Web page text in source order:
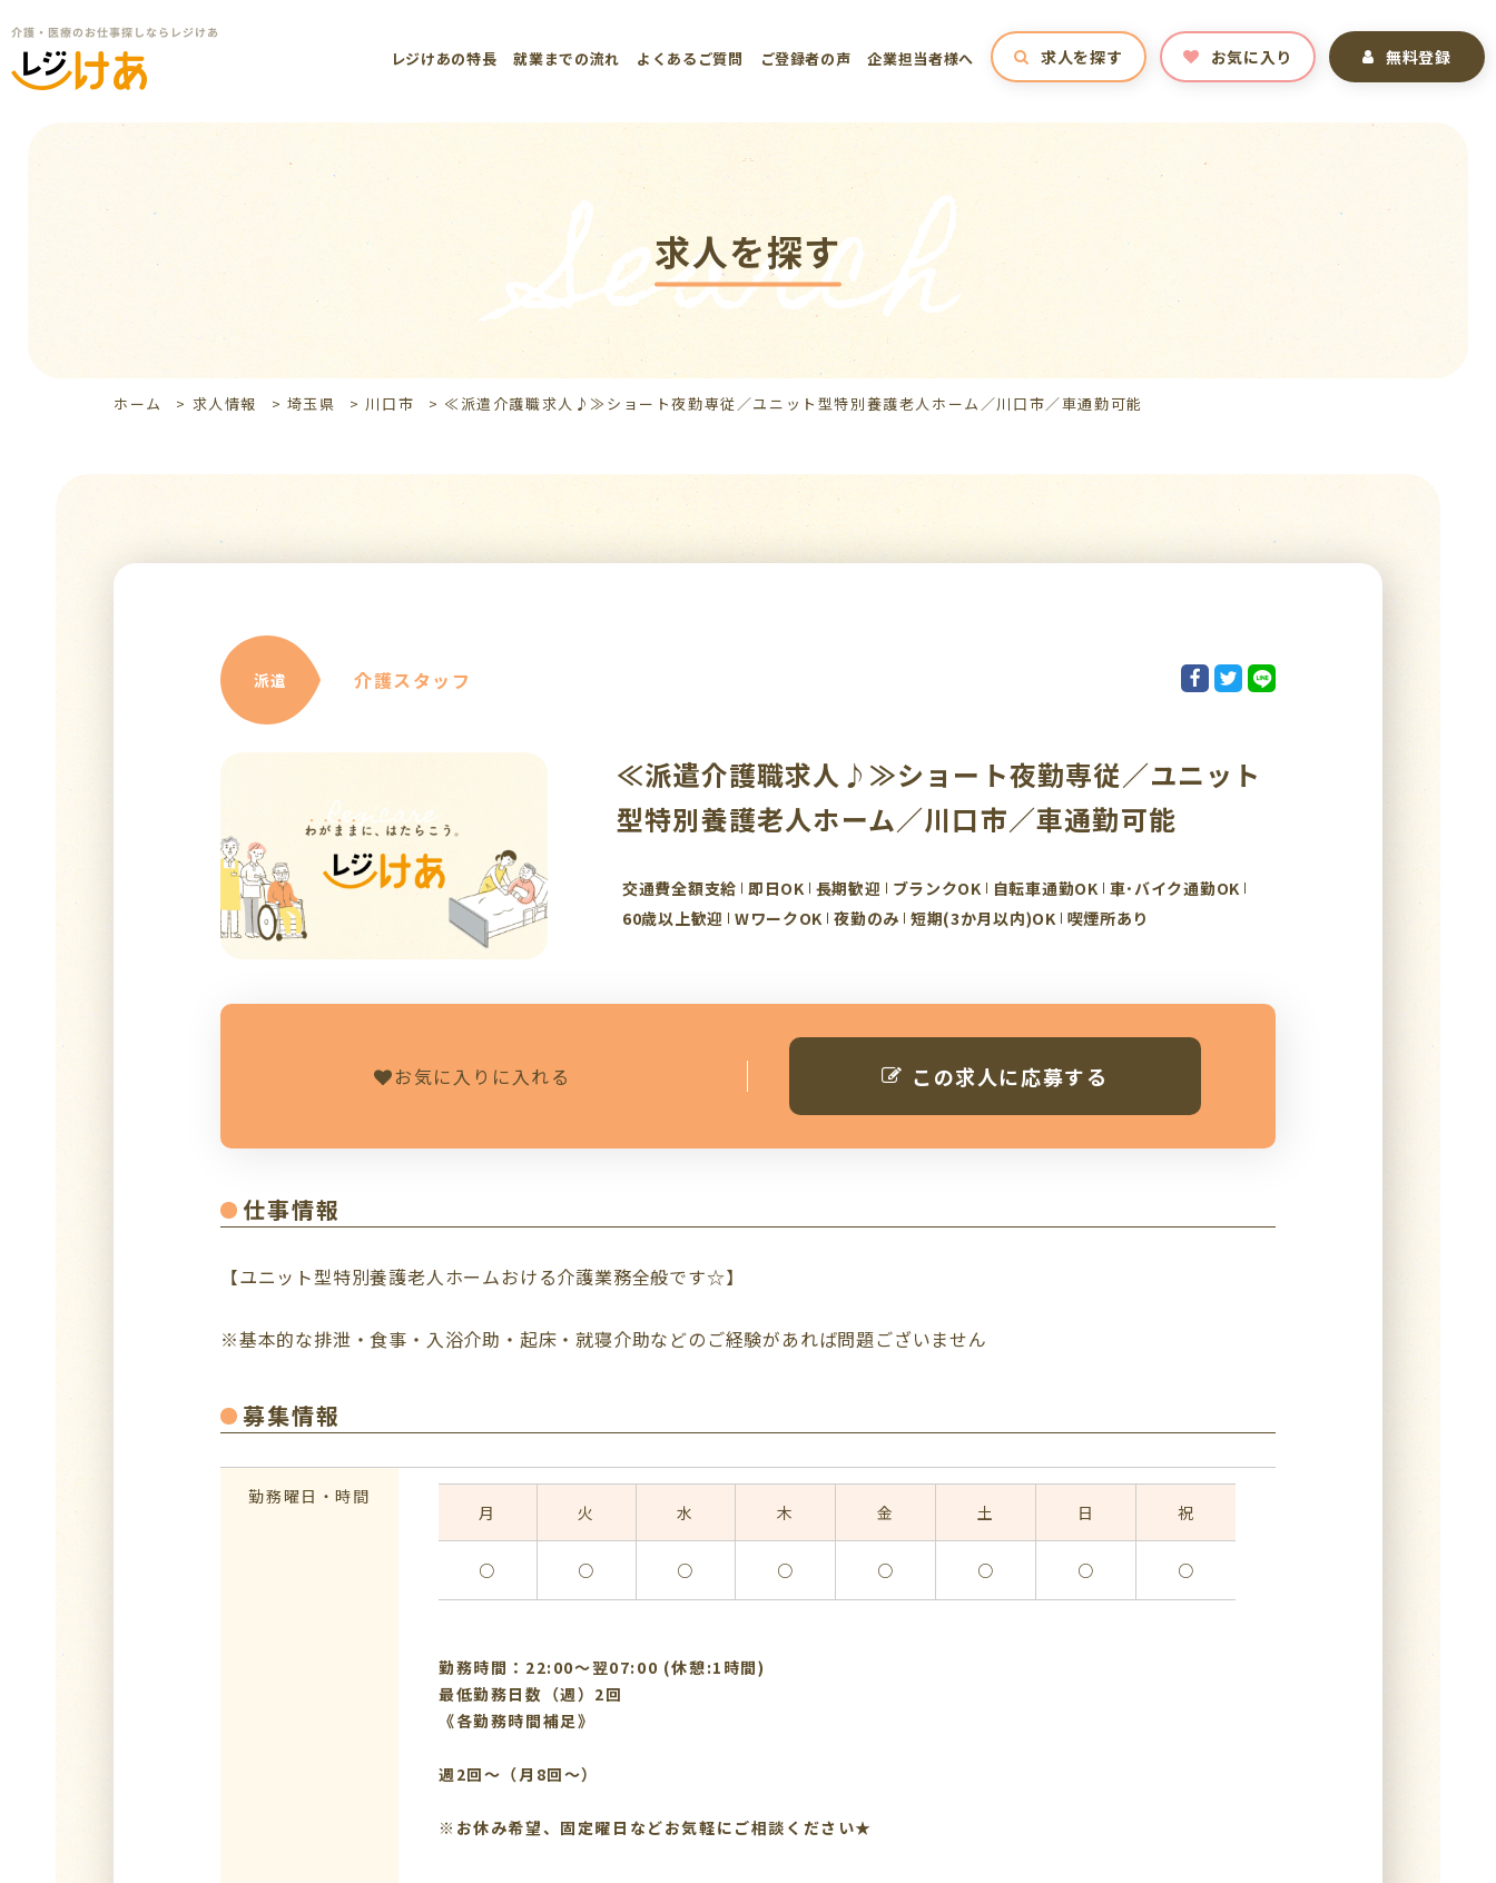
レジけあの特長 就業までの流れ よくあるご質問 ご登録者の声 企業担当者様へ 求人を探す お気に入り 無料登録
求人を探す
Search
ホーム > 求人情報 > 埼玉県 > 川口市 > ≪派遣介護職求人♪≫ショート夜勤専従／ユニット型特別養護老人ホーム／川口市／車通勤可能
派遣 介護スタッフ
≪派遣介護職求人♪≫ショート夜勤専従／ユニット
型特別養護老人ホーム／川口市／車通勤可能
交通費全額支給 即日OK 長期歓迎 ブランクOK 自転車通勤OK 車･バイク通勤OK
60歳以上歓迎 WワークOK 夜勤のみ 短期(3か月以内)OK 喫煙所あり
お気に入りに入れる この求人に応募する
仕事情報
【ユニット型特別養護老人ホームおける介護業務全般です☆】
※基本的な排泄・食事・入浴介助・起床・就寝介助などのご経験があれば問題ございません
募集情報
勤務曜日・時間
月 火 水 木 金 土 日 祝
○ ○ ○ ○ ○ ○ ○ ○
勤務時間：22:00〜翌07:00 (休憩:1時間)
最低勤務日数（週）2回
《各勤務時間補足》
週2回～（月8回～）
※お休み希望、固定曜日などお気軽にご相談ください★